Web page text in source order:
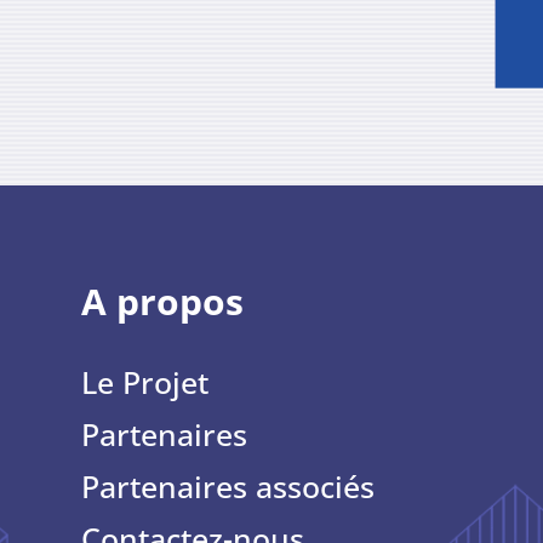
A propos
Le Projet
Partenaires
Partenaires associés